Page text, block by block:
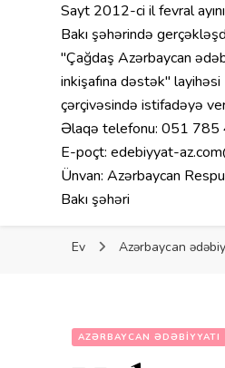
Sayt 2012-ci il fevral
Bakı şəhərində
"Çağdaş Azərbaycan
inkişafına dəstək" layihəsi
çərçivəsində istifadəyə
Əlaqə telefonu: 051 785
E-poçt: edebiyyat-
Ünvan: Azərbaycan
Bakı şəhəri
Ev Azərbaycan
AZƏRBAYCAN ƏDƏBIYYATI